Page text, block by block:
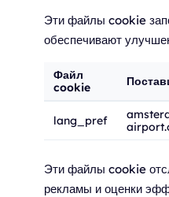
Эти файлы cookie
обеспечивают
Файл
cookie
lang_pref
Эти файлы cookie
рекламы и оценки